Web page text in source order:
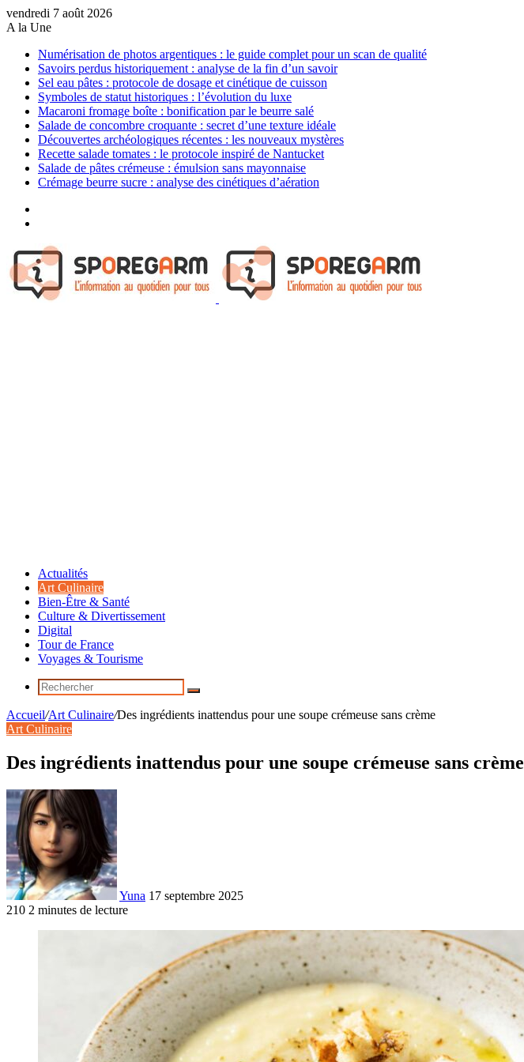
vendredi 7 août 2026
A la Une
Numérisation de photos argentiques : le guide complet pour un scan de qualité
Savoirs perdus historiquement : analyse de la fin d’un savoir
Sel eau pâtes : protocole de dosage et cinétique de cuisson
Symboles de statut historiques : l’évolution du luxe
Macaroni fromage boîte : bonification par le beurre salé
Salade de concombre croquante : secret d’une texture idéale
Découvertes archéologiques récentes : les nouveaux mystères
Recette salade tomates : le protocole inspiré de Nantucket
Salade de pâtes crémeuse : émulsion sans mayonnaise
Crémage beurre sucre : analyse des cinétiques d’aération
Menu
Actualités
Art Culinaire
Bien-Être & Santé
Culture & Divertissement
Digital
Tour de France
Voyages & Tourisme
Rechercher
Accueil/Art Culinaire/Des ingrédients inattendus pour une soupe crémeuse sans crème
Art Culinaire
Des ingrédients inattendus pour une soupe crémeuse sans crème
Yuna 17 septembre 2025
210 2 minutes de lecture